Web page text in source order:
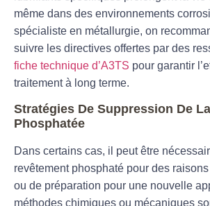
même dans des environnements
spécialiste en métallurgie, on
suivre les directives offertes par des
fiche technique d’A3TS pour garantir
traitement à long terme.
Stratégies De Suppression De
Phosphatée
Dans certains cas, il peut être
revêtement phosphaté pour des
ou de préparation pour une nouvelle
méthodes chimiques ou mécaniques